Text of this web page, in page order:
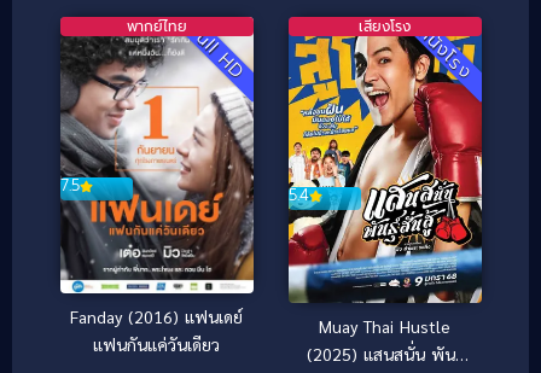
Full HD
7.5
พากย์ไทย
Fanday (2016) แฟนเดย์
แฟนกันแค่วันเดียว
หนังโรง
5.4
เสียงโรง
Muay Thai Hustle
(2025) แสนสนั่น พันธุ์